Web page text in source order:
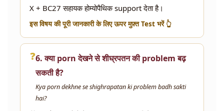
X + BC27 सहायक होम्योपैथिक support देता है।
इस विषय की पूरी जानकारी के लिए ऊपर मुफ़्त Test भरें 👆
❓6. क्या porn देखने से शीघ्रपतन की problem बढ़
सकती है?
Kya porn dekhne se shighrapatan ki problem badh sakti
hai?